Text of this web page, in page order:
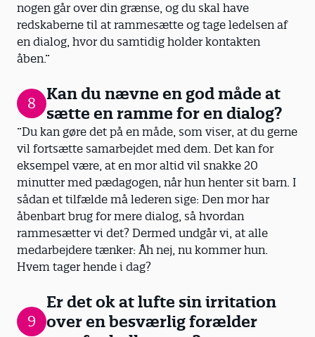
nogen går over din grænse, og du skal have
redskaberne til at rammesætte og tage ledelsen af
en dialog, hvor du samtidig holder kontakten
åben.”
8
Kan du nævne en god måde at
sætte en ramme for en dialog?
”Du kan gøre det på en måde, som viser, at du gerne
vil fortsætte samarbejdet med dem. Det kan for
eksempel være, at en mor altid vil snakke 20
minutter med pædagogen, når hun henter sit barn. I
sådan et tilfælde må lederen sige: Den mor har
åbenbart brug for mere dialog, så hvordan
rammesætter vi det? Dermed undgår vi, at alle
medarbejdere tænker: Åh nej, nu kommer hun.
Hvem tager hende i dag?
9
Er det ok at lufte sin irritation
over en besværlig forælder